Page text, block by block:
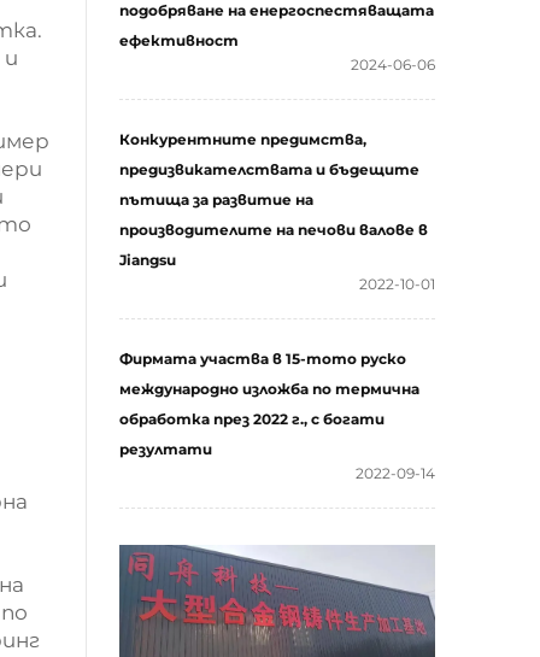
подобряване на енергоспестяващата
ефективност
2024-06-06
Конкурентните предимства,
предизвикателствата и бъдещите
пътища за развитие на
производителите на печови валове в
Jiangsu
2022-10-01
Фирмата участва в 15-тото руско
международно изложба по термична
обработка през 2022 г., с богати
резултати
2022-09-14